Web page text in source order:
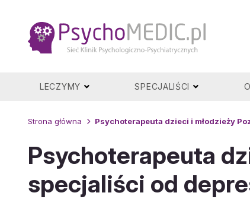
LECZYMY SPECJALIŚCI
Strona główna Psychoterapeuta dzieci i młodzieży
Psychoterapeuta
specjaliści od